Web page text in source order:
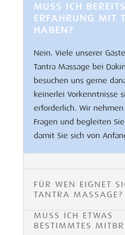
MUSS ICH BEREITS
ERFAHRUNG MIT
HABEN?
Nein. Viele unserer
Tantra Massage bei
besuchen uns gerne
keinerlei Vorkenntnisse
erforderlich. Wir
Fragen und begleiten
damit Sie sich von
FÜR WEN EIGNET
TANTRA MASSAGE?
MUSS ICH ETWAS
BESTIMMTES